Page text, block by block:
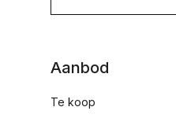
Aanbod
Te koop